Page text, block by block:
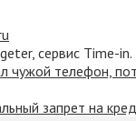
сервис Time-in.
чужой телефон,
запрет на